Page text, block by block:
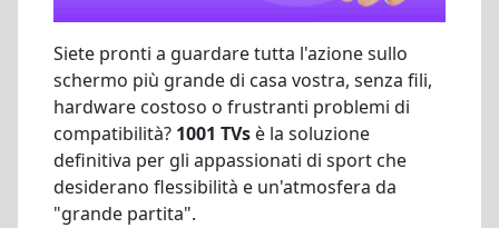
Siete pronti a guardare tutta l'azione sullo
schermo più grande di casa vostra, senza fili,
hardware costoso o frustranti problemi di
compatibilità? 1001 TVs è la soluzione
definitiva per gli appassionati di sport che
desiderano flessibilità e un'atmosfera da
"grande partita".